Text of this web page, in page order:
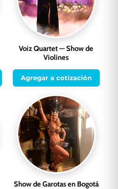
Voiz Quartet — Show de
Violines
Agregar a cotización
Show de Garotas en Bogotá